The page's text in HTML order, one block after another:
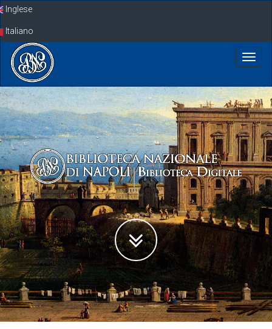
SkipInglese
Italiano